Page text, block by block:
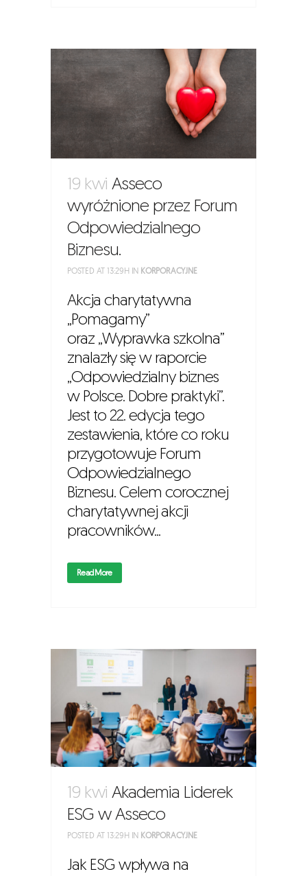
19 kwi Asseco
wyróżnione przez Forum
Odpowiedzialnego
Biznesu.
POSTED AT 13:29H IN KORPORACYJNE
Akcja charytatywna
„Pomagamy”
oraz „Wyprawka szkolna”
znalazły się w raporcie
„Odpowiedzialny biznes
w Polsce. Dobre praktyki”.
Jest to 22. edycja tego
zestawienia, które co roku
przygotowuje Forum
Odpowiedzialnego
Biznesu. ‍Celem corocznej
charytatywnej akcji
pracowników...
Read More
19 kwi Akademia Liderek
ESG w Asseco
POSTED AT 13:29H IN KORPORACYJNE
Jak ESG wpływa na